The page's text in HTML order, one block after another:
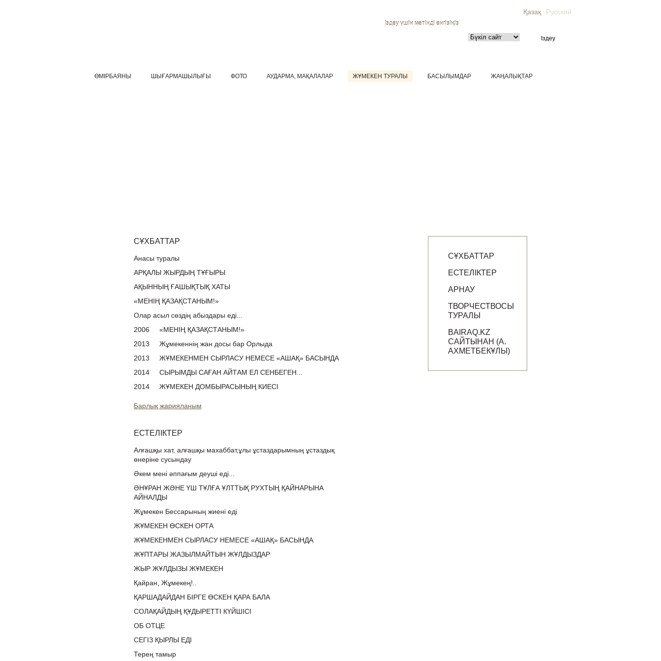
Қазақ Русский
Іздеу үшін мәтінді енгізіңіз
ӨМІРБАЯНЫ ШЫҒАРМАШЫЛЫҒЫ ФОТО АУДАРМА, МАҚАЛАЛАР ЖҰМЕКЕН ТУРАЛЫ БАСЫЛЫМДАР ЖАҢАЛЫҚТАР
СҰХБАТТАР
ЕСТЕЛІКТЕР
АРНАУ
ТВОРЧЕСТВОСЫ
ТУРАЛЫ
BAIRAQ.KZ
САЙТЫНАН (А.
АХМЕТБЕКҰЛЫ)
СҰХБАТТАР
Анасы туралы
АРҚАЛЫ ЖЫРДЫҢ ТҰҒЫРЫ
АҚЫННЫҢ ҒАШЫҚТЫҚ ХАТЫ
«МЕНІҢ ҚАЗАҚСТАНЫМ!»
Олар асыл сөздің абыздары еді...
2006
«МЕНІҢ ҚАЗАҚСТАНЫМ!»
2013
Жұмекеннің жан досы бар Орлыда
2013
ЖҰМЕКЕНМЕН СЫРЛАСУ НЕМЕСЕ «АШАҚ» БАСЫНДА
2014
СЫРЫМДЫ САҒАН АЙТАМ ЕЛ СЕНБЕГЕН...
2014
ЖҰМЕКЕН ДОМБЫРАСЫНЫҢ КИЕСІ
Барлық жарияланым
ЕСТЕЛІКТЕР
Алғашқы хат, алғашқы махаббат,ұлы ұстаздарымның ұстаздық
өнеріне сусындау
Әкем мені әппағым деуші еді...
ӘНҰРАН ЖӘНЕ ҮШ ТҰЛҒА ҰЛТТЫҚ РУХТЫҢ ҚАЙНАРЫНА
АЙНАЛДЫ
Жұмекен Бессарының жиені еді
ЖҰМЕКЕН ӨСКЕН ОРТА
ЖҰМЕКЕНМЕН СЫРЛАСУ НЕМЕСЕ «АШАҚ» БАСЫНДА
ЖҰПТАРЫ ЖАЗЫЛМАЙТЫН ЖҰЛДЫЗДАР
ЖЫР ЖҰЛДЫЗЫ ЖҰМЕКЕН
Қайран, Жұмекең!..
ҚАРШАДАЙДАН БІРГЕ ӨСКЕН ҚАРА БАЛА
СОЛАҚАЙДЫҢ ҚҰДЫРЕТТІ КҮЙШІСІ
ОБ ОТЦЕ
СЕГІЗ ҚЫРЛЫ ЕДІ
Терең тамыр